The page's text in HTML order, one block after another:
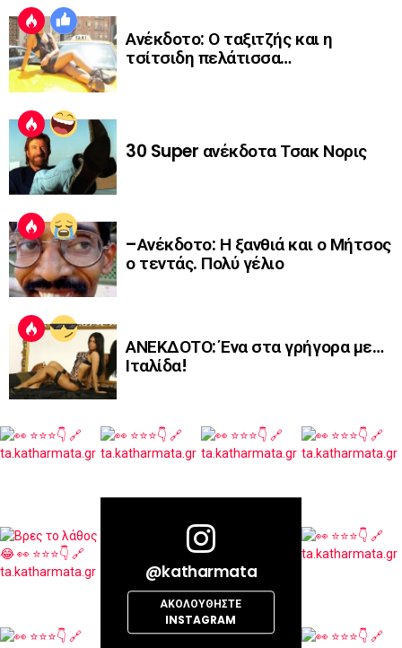
Ανέκδοτο: Ο ταξιτζής και η
τσίτσιδη πελάτισσα…
30 Super ανέκδοτα Τσακ Νορις
–Ανέκδοτο: Η ξανθιά και ο Μήτσος
ο τεντάς. Πολύ γέλιο
ΑΝΕΚΔΟΤΟ: Ένα στα γρήγορα με…
Ιταλίδα!
@katharmata
ΑΚΟΛΟΥΘΉΣΤΕ
INSTAGRAM